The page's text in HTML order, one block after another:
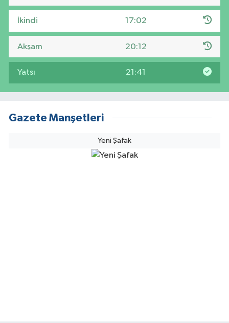
İkindi 17:02
Akşam 20:12
Yatsı 21:41
Gazete Manşetleri
Yeni Şafak